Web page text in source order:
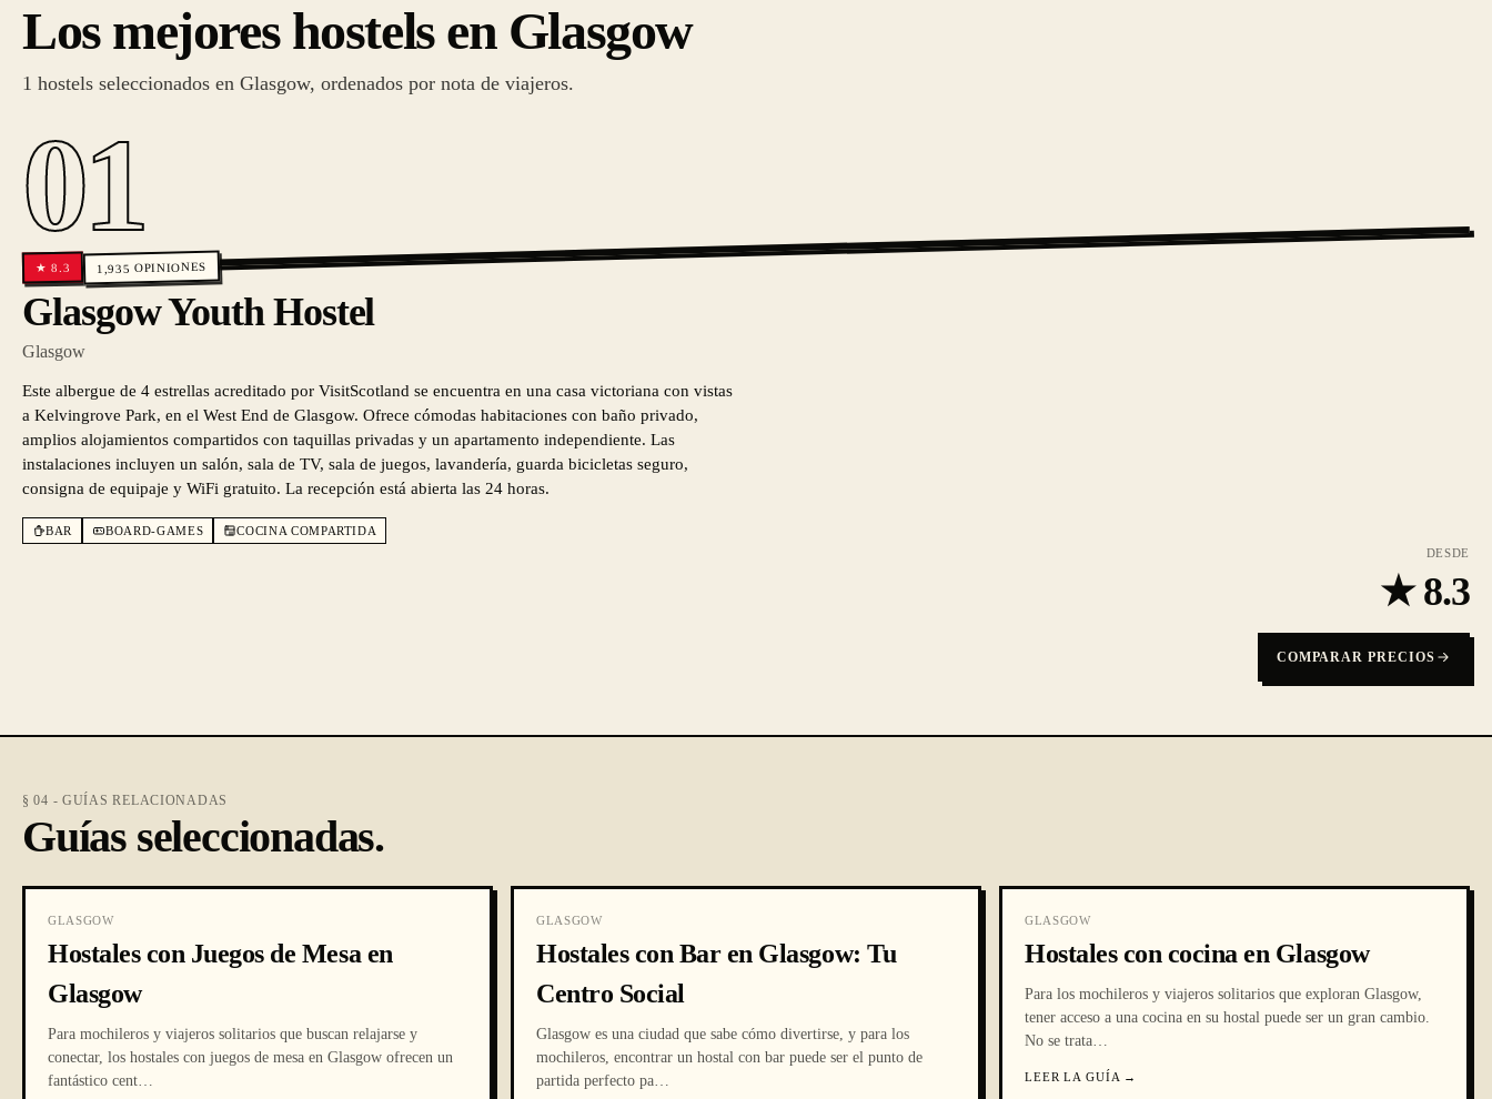
Los mejores hostels en Glasgow
1 hostels seleccionados en Glasgow, ordenados por nota de viajeros.
01
★8.3 1,935 OPINIONES
Glasgow Youth Hostel
Glasgow
Este albergue de 4 estrellas acreditado por VisitScotland se encuentra en una casa victoriana con vistas
a Kelvingrove Park, en el West End de Glasgow. Ofrece cómodas habitaciones con baño privado,
amplios alojamientos compartidos con taquillas privadas y un apartamento independiente. Las
instalaciones incluyen un salón, sala de TV, sala de juegos, lavandería, guarda bicicletas seguro,
consigna de equipaje y WiFi gratuito. La recepción está abierta las 24 horas.
BAR BOARD-GAMES
COCINA COMPARTIDA
DESDE
★8.3
COMPARAR PRECIOS
§ 04 - GUÍAS RELACIONADAS
Guías seleccionadas.
GLASGOW
Hostales con Juegos de Mesa en
Glasgow
Para mochileros y viajeros solitarios que buscan relajarse y
conectar, los hostales con juegos de mesa en Glasgow ofrecen un
fantástico cent…
GLASGOW
Hostales con Bar en Glasgow: Tu
Centro Social
Glasgow es una ciudad que sabe cómo divertirse, y para los
mochileros, encontrar un hostal con bar puede ser el punto de
partida perfecto pa…
GLASGOW
Hostales con cocina en Glasgow
Para los mochileros y viajeros solitarios que exploran Glasgow,
tener acceso a una cocina en su hostal puede ser un gran cambio.
No se trata…
LEER LA GUÍA →